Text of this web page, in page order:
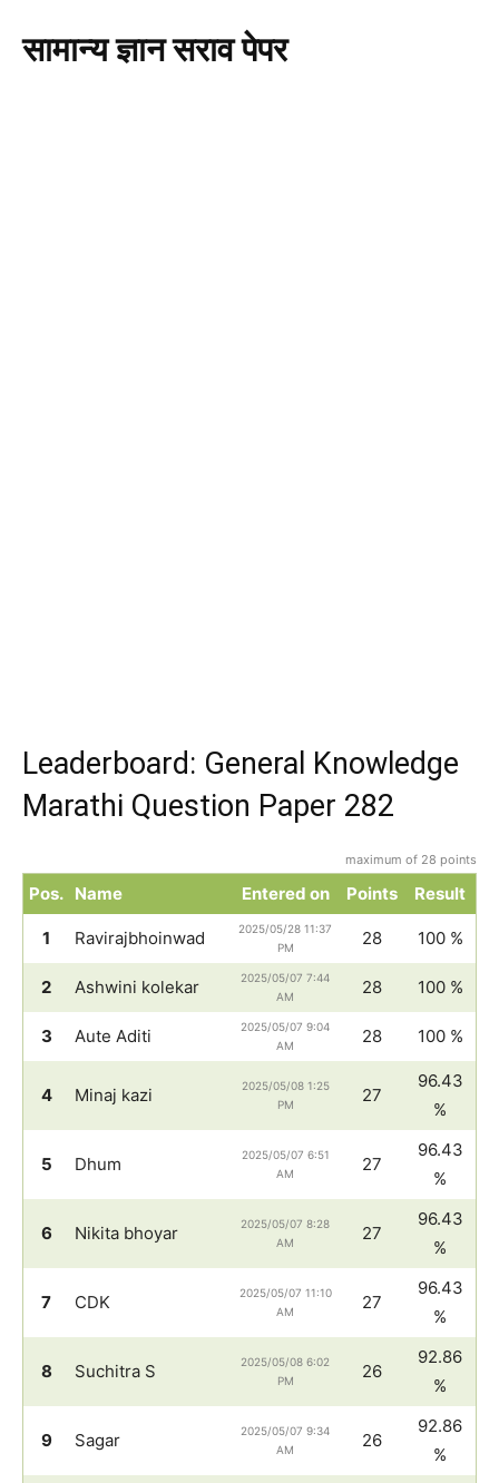
सामान्य ज्ञान सराव पेपर
Leaderboard: General Knowledge
Marathi Question Paper 282
maximum of 28 points
Pos. Name Entered on Points Result
1 Ravirajbhoinwad
2025/05/28 11:37
PM
28 100 %
2 Ashwini kolekar
2025/05/07 7:44
AM
28 100 %
3 Aute Aditi
2025/05/07 9:04
AM
28 100 %
4 Minaj kazi
2025/05/08 1:25
PM
27
96.43
%
5 Dhum
2025/05/07 6:51
AM
27
96.43
%
6 Nikita bhoyar
2025/05/07 8:28
AM
27
96.43
%
7 CDK
2025/05/07 11:10
AM
27
96.43
%
8 Suchitra S
2025/05/08 6:02
PM
26
92.86
%
9 Sagar
2025/05/07 9:34
AM
26
92.86
%